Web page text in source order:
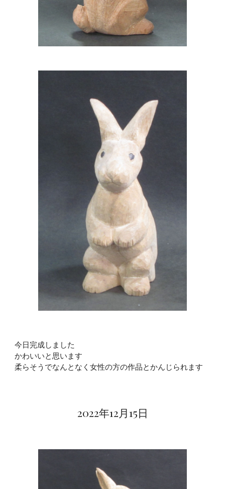
今日完成しました
かわいいと思います
柔らそうでなんとなく女性の方の作品とかんじられます
2022年12月15日